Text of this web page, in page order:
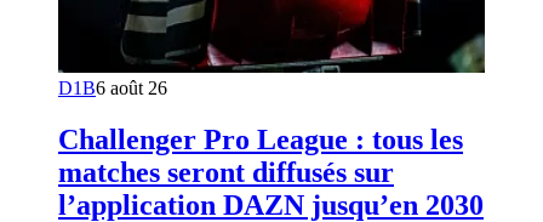
D1B6 août 26
Challenger Pro League : tous les
matches seront diffusés sur
l’application DAZN jusqu’en 2030